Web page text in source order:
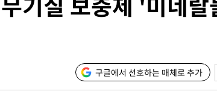
대우'
구글에서 선호하는 매체로 추가